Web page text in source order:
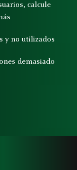
calcule
y no utilizados
demasiado